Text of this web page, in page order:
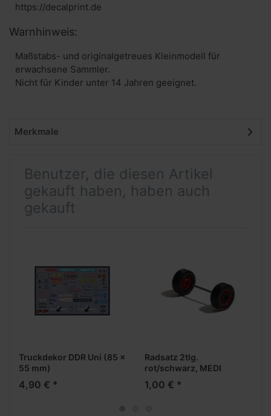
https://decalprint.de
Warnhinweis:
Maßstabs- und originalgetreues Kleinmodell für
erwachsene Sammler.
Nicht für Kinder unter 14 Jahren geeignet.
Merkmale
Benutzer, die diesen Artikel
gekauft haben, haben auch
gekauft
Truckdekor DDR Uni (85 x
55 mm)
4,90 € *
Radsatz 2tlg.
rot/schwarz, MEDI
Breitreifen (Vorderachse /
Aufliegerachse)
1,00 € *